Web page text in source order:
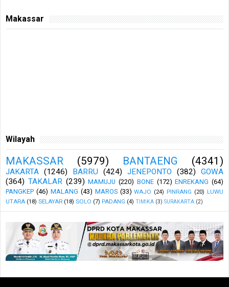
Makassar
Wilayah
MAKASSAR (5979) BANTAENG (4341)
JAKARTA (1246) BARRU (424) JENEPONTO (382)
GOWA
(364) TAKALAR (239) MAMUJU (220) BONE (172) ENREKANG (64)
PANGKEP (46) MALANG (43) MAROS (33) WAJO (24) PINRANG (20) LUWU
UTARA (18) SELAYAR (18) SOLO (7) PADANG (4) TIMIKA (3) SURAKARTA (2)